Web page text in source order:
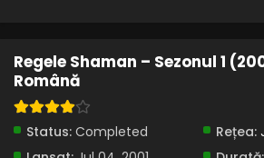
Eps 37 - Regele glumelor - 25
Eps 36 - Pistolul îngerului - 25
Regele Shaman – Sezonul 1
Română
Status: Completed Rețea: